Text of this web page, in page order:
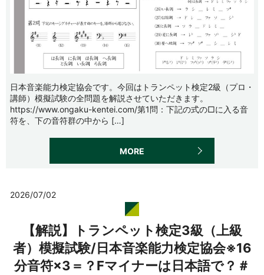
日本音楽能力検定協会です。今回はトランペット検定2級（プロ・
講師）模擬試験の全問題を解説させていただきます。
https://www.ongaku-kentei.com/第1問：下記の式の□に入る音
符を、下の音符群の中から […]
MORE
2026/07/02
【解説】トランペット検定3級（上級
者）模擬試験/日本音楽能力検定協会※16
分音符×3＝？Fマイナーは日本語で？＃